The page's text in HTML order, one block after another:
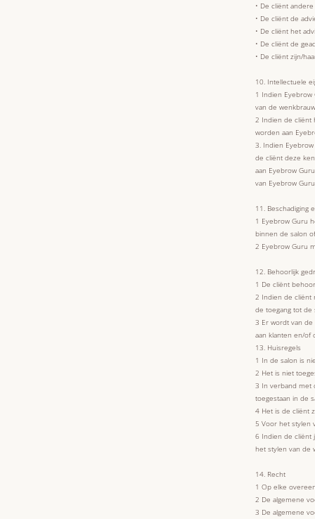
• De cliënt
• De cliënt de
• De cliënt het
• De cliënt de
• De cliënt zijn/
10. Intellectuele
1 Indien Eyebrow
van de
2 Indien de cliënt
worden aan
3. Indien
de cliënt deze
aan Eyebrow
van Eyebrow
11. Beschadiging
1 Eyebrow Guru
binnen de salon
2 Eyebrow Guru
12. Behoorlijk
1 De cliënt
2 Indien de cliënt
de toegang tot
3 Er wordt van
aan klanten en/of
13. Huisregels
1 In de salon is
2 Het is niet
3 In verband met
toegestaan in de
4 Het is de cliënt
5 Voor het stylen
6 Indien de cliënt
het stylen van de
14. Recht
1 Op elke
2 De algemene
3 De algemene